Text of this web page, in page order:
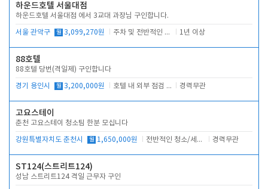
하운드호텔 서울대점
하운드호텔 서울대점 에서 3교대 과장님 구인합니다.
서울 관악구 월 3,099,270원 주차 및 전반적인 당번업무 1년 이상
88호텔
88호텔 당번(격일제) 구인합니다
경기 용인시 월 3,200,000원 호텔 내 외부 점검 및 프런트 운영 경력무관
고요스테이
춘천 고요스테이 청소팀 한분 모십니다
강원특별자치도 춘천시 월 1,650,000원 전반적인 청소/세탁업무 경력무관
ST124(스트리트124)
성남 스트리트124 격일 근무자 구인